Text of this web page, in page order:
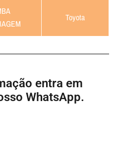
Toyota
entra em
WhatsApp.